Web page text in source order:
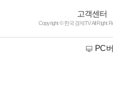
고객센터
Copyright © 한국경제TV All Right
PC